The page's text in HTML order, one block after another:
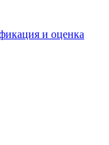
и оценка